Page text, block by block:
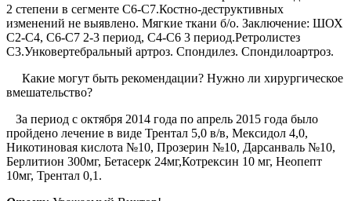
2 степени в сегменте С6-С7.Костно-деструктивных
изменений не выявлено. Мягкие ткани б/о. Заключение: ШОХ
С2-С4, С6-С7 2-3 период, С4-С6 3 период.Ретролистез
С3.Унковертебральный артроз. Спондилез. Спондилоартроз.
Какие могут быть рекомендации? Нужно ли хирургическое
вмешательство?
За период с октября 2014 года по апрель 2015 года было
пройдено лечение в виде Трентал 5,0 в/в, Мексидол 4,0,
Никотиновая кислота №10, Прозерин №10, Дарсанваль №10,
Берлитион 300мг, Бетасерк 24мг,Котрексин 10 мг, Неопепт
10мг, Трентал 0,1.